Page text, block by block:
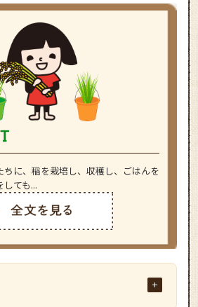
に、稲を栽培し、収穫し、ごはんを
ても...